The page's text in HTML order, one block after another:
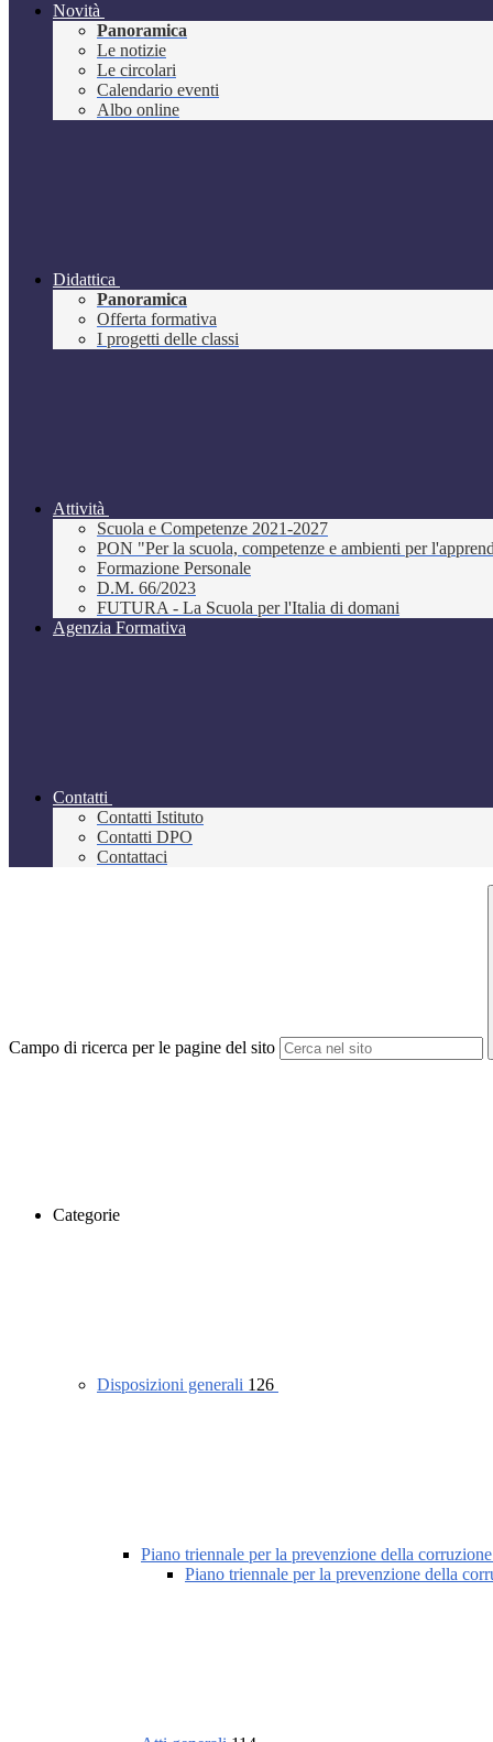
Novità
Panoramica
Le notizie
Le circolari
Calendario eventi
Albo online
Didattica
Panoramica
Offerta formativa
I progetti delle classi
Attività
Scuola e Competenze 2021-2027
PON "Per la scuola, competenze e ambienti per
Formazione Personale
D.M. 66/2023
FUTURA - La Scuola per l'Italia di domani
Agenzia Formativa
Contatti
Contatti Istituto
Contatti DPO
Contattaci
Campo di ricerca per le pagine del sito
Categorie
Disposizioni generali 126
Piano triennale per la prevenzione della
Piano triennale per la prevenzione della